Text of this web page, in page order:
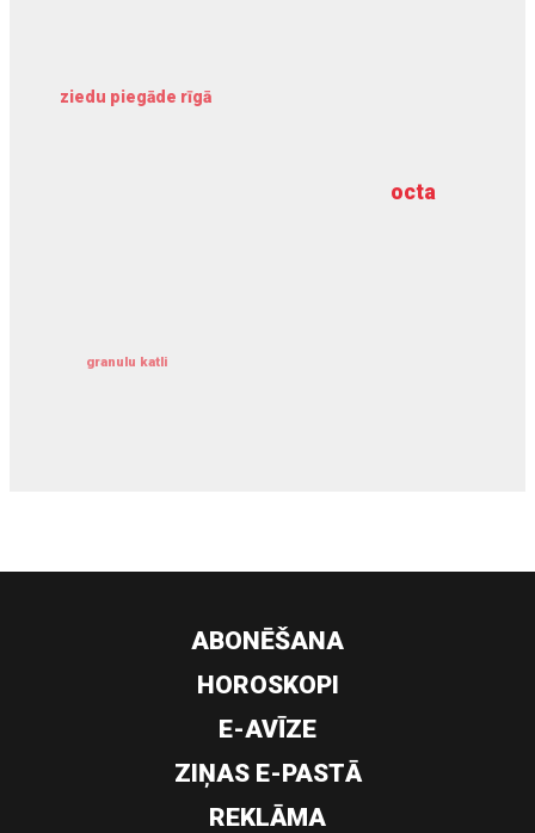
octa
ziedu piegāde rīgā
granulu katli
dziļurbums
ABONĒŠANA
HOROSKOPI
E-AVĪZE
ZIŅAS E-PASTĀ
REKLĀMA